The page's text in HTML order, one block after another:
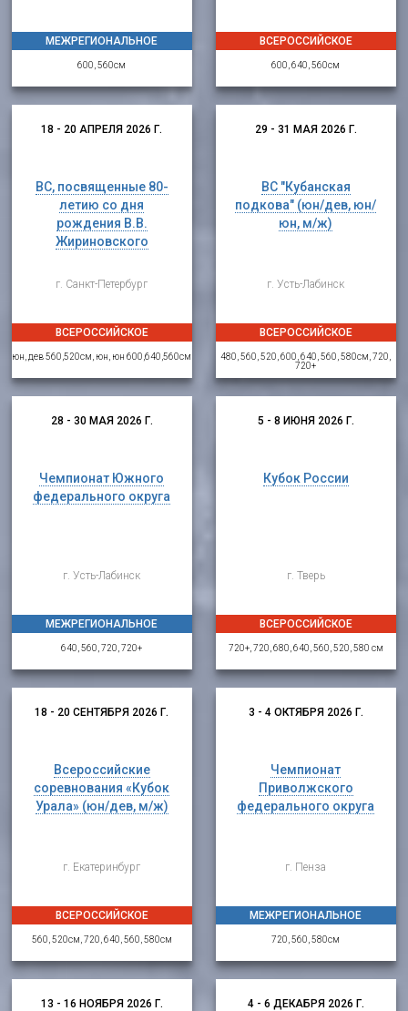
МЕЖРЕГИОНАЛЬНОЕ
600, 560см
ВСЕРОССИЙСКОЕ
600, 640, 560см
18 - 20 АПРЕЛЯ 2026 Г.
ВС, посвященные 80-
летию со дня
рождения В.В.
Жириновского
г. Санкт-Петербург
ВСЕРОССИЙСКОЕ
юн, дев 560,520см, юн, юн 600,640,560см
29 - 31 МАЯ 2026 Г.
ВС "Кубанская
подкова" (юн/дев, юн/
юн, м/ж)
г. Усть-Лабинск
ВСЕРОССИЙСКОЕ
480, 560, 520, 600, 640, 560, 580см, 720,
720+
28 - 30 МАЯ 2026 Г.
Чемпионат Южного
федерального округа
г. Усть-Лабинск
МЕЖРЕГИОНАЛЬНОЕ
640, 560, 720, 720+
5 - 8 ИЮНЯ 2026 Г.
Кубок России
г. Тверь
ВСЕРОССИЙСКОЕ
720+, 720, 680, 640, 560, 520, 580 см
18 - 20 СЕНТЯБРЯ 2026 Г.
Всероссийские
соревнования «Кубок
Урала» (юн/дев, м/ж)
г. Екатеринбург
ВСЕРОССИЙСКОЕ
560, 520см, 720, 640, 560, 580см
3 - 4 ОКТЯБРЯ 2026 Г.
Чемпионат
Приволжского
федерального округа
г. Пенза
МЕЖРЕГИОНАЛЬНОЕ
720, 560, 580см
13 - 16 НОЯБРЯ 2026 Г. 4 - 6 ДЕКАБРЯ 2026 Г.